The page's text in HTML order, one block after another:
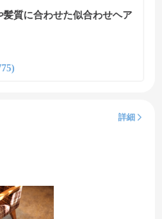
質に合わせた似合わせヘア
詳細